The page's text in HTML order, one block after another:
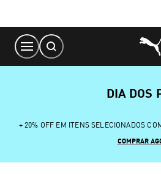
Content
DIA DOS
+ 20% OFF EM ITENS SELECIONADOS
COMPRAR